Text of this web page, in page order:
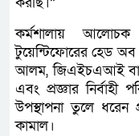
কর্মশালায় আলোচক
টুয়েন্টিফোরের হেড অব
আলম, জিএইচএআই
এবং প্রজ্ঞার নির্বাহী
উপস্থাপনা তুলে ধরেন
কামাল।